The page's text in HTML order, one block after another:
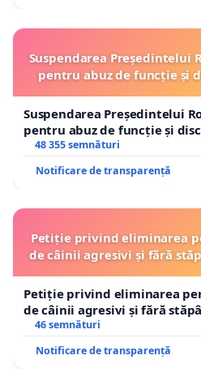
Suspendarea Președintelui
pentru abuz de funcție și
Suspendarea Președintelui
pentru abuz de funcție și
48 355 semnături
Notificare de transparență
Petiție privind eliminarea
de câinii agresivi și fără
Petiție privind eliminarea
de câinii agresivi și fără
46 semnături
Notificare de transparență